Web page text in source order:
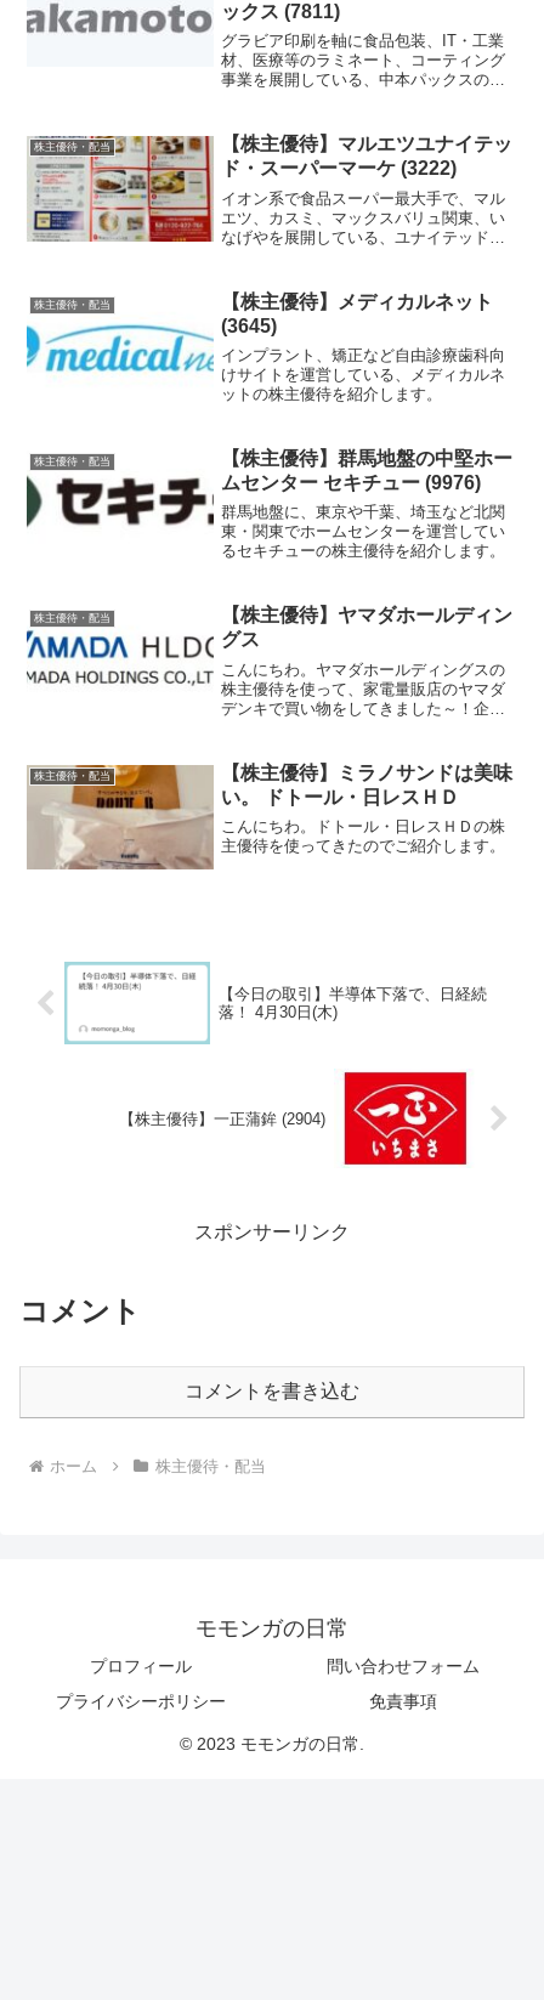
ックス (7811)
グラビア印刷を軸に食品包装、IT・工業
材、医療等のラミネート、コーティング
事業を展開している、中本パックスの株
株主優待・配当
【株主優待】マルエツユナイテッ
ド・スーパーマーケ (3222)
イオン系で食品スーパー最大手で、マル
エツ、カスミ、マックスバリュ関東、い
なげやを展開している、ユナイテッド・
株主優待・配当
【株主優待】メディカルネット
(3645)
インプラント、矯正など自由診療歯科向
けサイトを運営している、メディカルネ
ットの株主優待を紹介します。
株主優待・配当
【株主優待】群馬地盤の中堅ホー
ムセンター セキチュー (9976)
群馬地盤に、東京や千葉、埼玉など北関
東・関東でホームセンターを運営してい
るセキチューの株主優待を紹介します。
株主優待・配当
【株主優待】ヤマダホールディン
グス
こんにちわ。ヤマダホールディングスの
株主優待を使って、家電量販店のヤマダ
デンキで買い物をしてきました～！企業
についてヤマダというと、ヤマダデンキ
のことですか？そうで...
株主優待・配当
【株主優待】ミラノサンドは美味
い。 ドトール・日レスＨＤ
こんにちわ。ドトール・日レスＨＤの株
主優待を使ってきたのでご紹介します。
【今日の取引】半導体下落で、日経続
落！ 4月30日(木)
【株主優待】一正蒲鉾 (2904)
スポンサーリンク
コメント
コメントを書き込む
ホーム 株主優待・配当
モモンガの日常
プロフィール
問い合わせフォーム
プライバシーポリシー
免責事項
© 2023 モモンガの日常.